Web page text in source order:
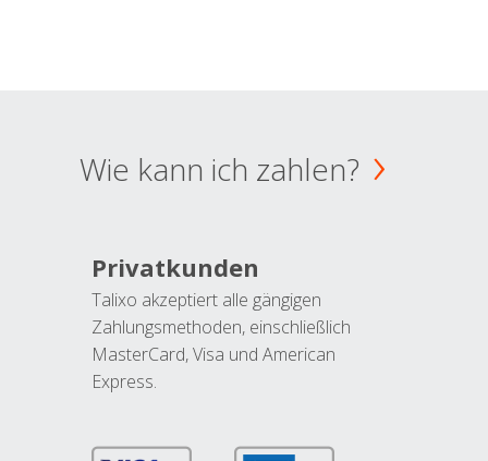
Wie kann ich zahlen?
Privatkunden
Talixo akzeptiert alle gängigen
Zahlungsmethoden, einschließlich
MasterCard, Visa und American
Express.